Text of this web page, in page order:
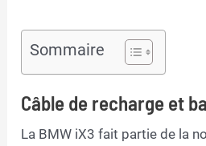
Sommaire
Câble de recharge et
La BMW iX3 fait partie de la